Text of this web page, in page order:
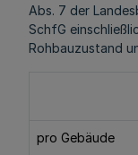
Abs. 7 der
SchfG
Rohbauzustand
pro Gebäude